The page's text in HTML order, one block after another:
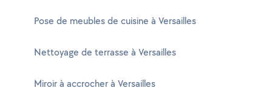
Pose de meubles de cuisine à Versailles
Nettoyage de terrasse à Versailles
Miroir à accrocher à Versailles